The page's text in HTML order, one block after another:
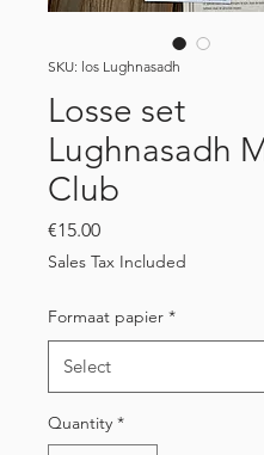
SKU: los Lughnasadh
Losse set
Lughnasadh
Club
€15.00Price
Sales Tax Included
Formaat papier *
Quantity *